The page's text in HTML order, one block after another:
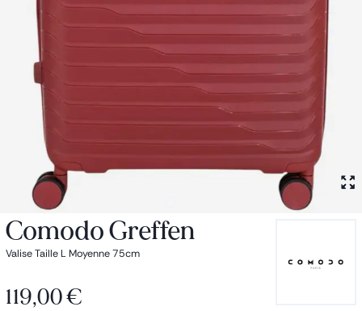
Porte monnaie
Bagagerie
Bagages
Accessoires
Sac de voyage
Nos conseils
Nos Marques
Nos chaussettes
Collection : Les sacs de cours
Comodo Greffen
Valise Taille L Moyenne 75cm
119,00 €